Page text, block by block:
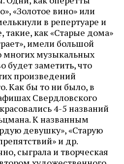
«Золотое вино» или
в репертуаре и
такие, как «Старые дома»
имели большой
многих музыкальных
будет заметить, что
произведений
Как бы то ни было, в
Свердловского
4-5 названий
К названным
девушку», «Старую
и др.
сыграла и творческая